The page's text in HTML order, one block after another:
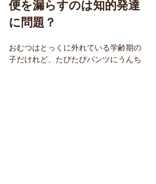
便を漏らすのは知的発達
に問題？
おむつはとっくに外れている学齢期の
子だけれど、たびたびパンツにうんち